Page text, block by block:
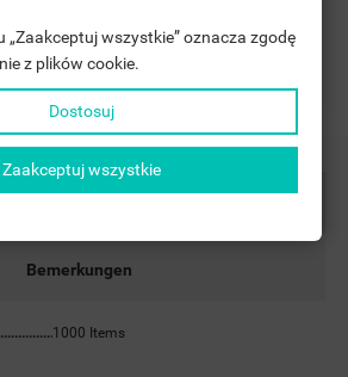
Bemerkungen
1000 Items
((LOGINTEXT))
„Zaakceptuj wszystkie” oznacza zgodę
z plików cookie.
Dostosuj
Zaakceptuj wszystkie